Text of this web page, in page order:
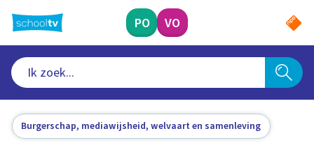
naar
hoofdinhoud
PO VO
Burgerschap, mediawijsheid, welvaart en samenleving